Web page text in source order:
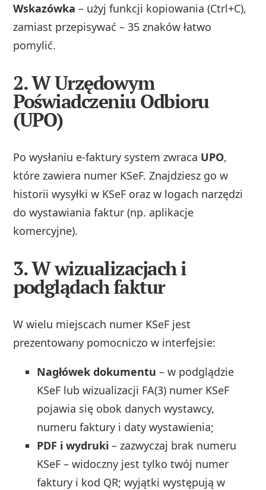
Wskazówka – użyj funkcji kopiowania (Ctrl+C),
zamiast przepisywać – 35 znaków łatwo
pomylić.
2. W Urzędowym
Poświadczeniu Odbioru
(UPO)
Po wysłaniu e-faktury system zwraca UPO,
które zawiera numer KSeF. Znajdziesz go w
historii wysyłki w KSeF oraz w logach narzędzi
do wystawiania faktur (np. aplikacje
komercyjne).
3. W wizualizacjach i
podglądach faktur
W wielu miejscach numer KSeF jest
prezentowany pomocniczo w interfejsie:
Nagłówek dokumentu – w podglądzie
KSeF lub wizualizacji FA(3) numer KSeF
pojawia się obok danych wystawcy,
numeru faktury i daty wystawienia;
PDF i wydruki – zazwyczaj brak numeru
KSeF – widoczny jest tylko twój numer
faktury i kod QR; wyjątki występują w